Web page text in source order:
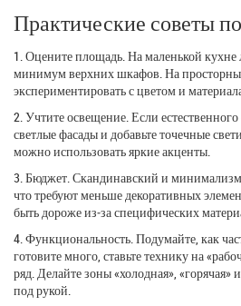
Практические советы
1. Оцените площадь. На маленькой кухне
минимум верхних шкафов. На
экспериментировать с цветом и
2. Учтите освещение. Если
светлые фасады и добавьте точечные
можно использовать яркие акценты.
3. Бюджет. Скандинавский и
что требуют меньше декоративных
быть дороже из‑за специфических
4. Функциональность. Подумайте, как
готовите много, ставьте технику на
ряд. Делайте зоны «холодная», «горячая»
под рукой.